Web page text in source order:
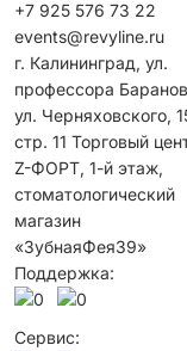
+7 925 576 73 22
events@revyline.ru
г. Калининград, ул.
профессора
ул. Черняховского,
стр. 1​1 ​Торговый
Z-ФОРТ, 1-й этаж,
стоматологический
магазин
«ЗубнаяФея39»
Поддержка:
Сервис: